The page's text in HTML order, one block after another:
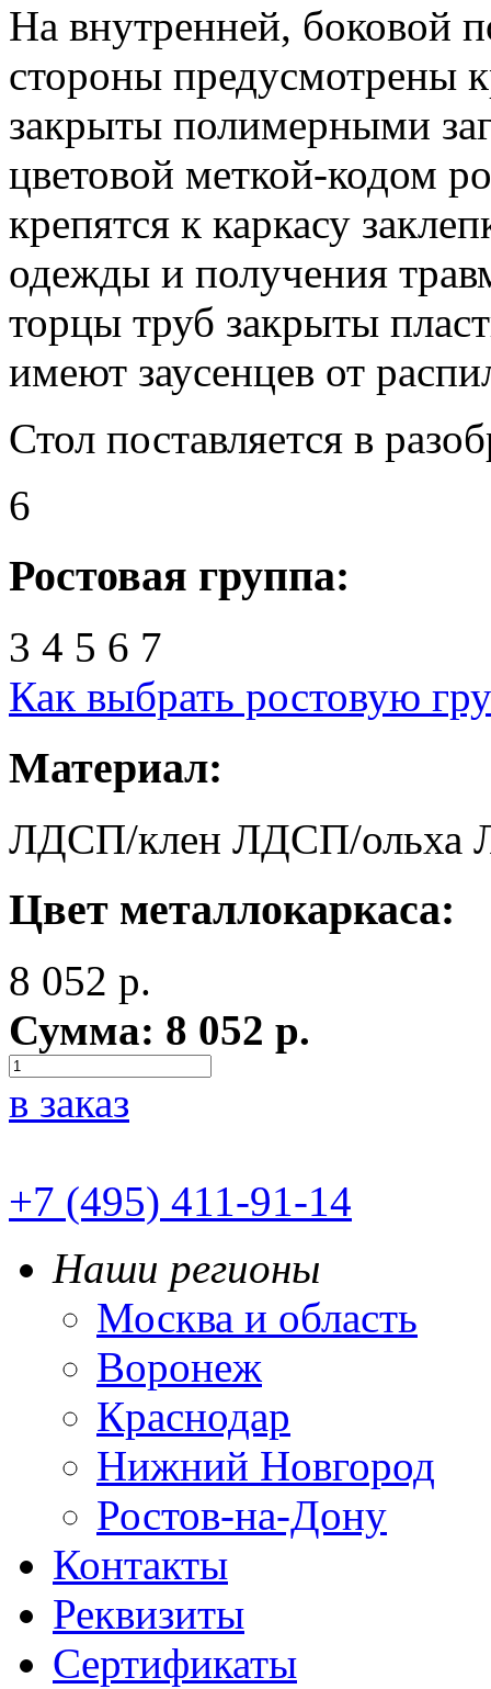
На внутренней, боковой
стороны предусмотрены
закрыты полимерными
цветовой меткой-кодом
крепятся к каркасу
одежды и получения
торцы труб закрыты
имеют заусенцев от
Стол поставляется в
6
Ростовая группа:
3 4 5 6 7
Как выбрать ростовую
Материал:
ЛДСП/клен ЛДСП/ольха
Цвет металлокаркаса:
8 052 р.
Сумма: 8 052 р.
в заказ
+7 (495) 411-91-14
Наши регионы
Москва и область
Воронеж
Краснодар
Нижний Новгород
Ростов-на-Дону
Контакты
Реквизиты
Сертификаты